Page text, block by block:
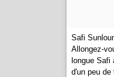
Safi
Allongez-
longue
d'un peu de